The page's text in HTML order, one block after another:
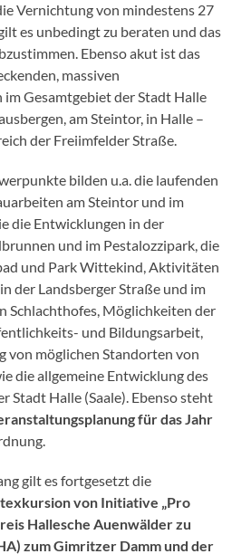
Vernichtung von mindestens 27
es unbedingt zu beraten und das
Ebenso akut ist das
massiven
im Gesamtgebiet der Stadt Halle
am Steintor, in Halle –
der Freiimfelder Straße.
bilden u.a. die laufenden
am Steintor und im
die Entwicklungen in der
und im Pestalozzipark, die
und Park Wittekind, Aktivitäten
der Landsberger Straße und im
Schlachthofes, Möglichkeiten der
und Bildungsarbeit,
von möglichen Standorten von
die allgemeine Entwicklung des
Stadt Halle (Saale). Ebenso steht
für das Jahr
gilt es fortgesetzt die
von Initiative „Pro
Hallesche Auenwälder zu
zum Gimritzer Damm und der